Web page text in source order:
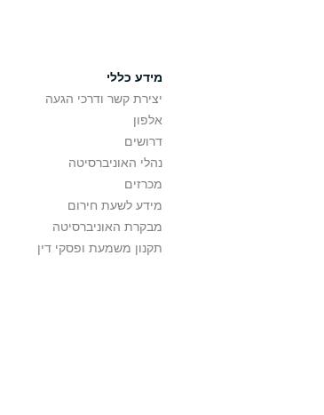
מידע כללי
יצירת קשר ודרכי הגעה
אלפון
דרושים
נהלי האוניברסיטה
מכרזים
מידע לשעת חירום
מבקרת האוניברסיטה
תקנון משמעת ופסקי דין